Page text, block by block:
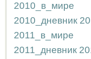
2010_в_мире
2010_дневник
2011_в_мире
2011_дневник